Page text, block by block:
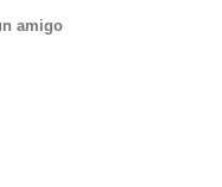
amigo